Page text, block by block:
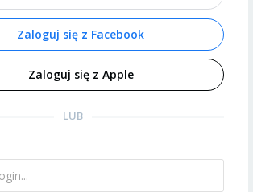
Zaloguj się z Facebook
Zaloguj się z Apple
LUB